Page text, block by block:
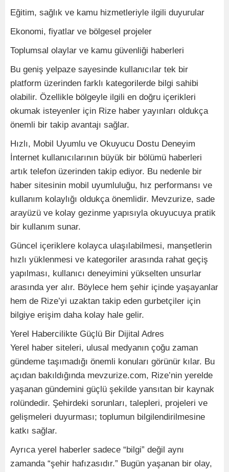
Eğitim, sağlık ve kamu hizmetleriyle ilgili duyurular
Ekonomi, fiyatlar ve bölgesel projeler
Toplumsal olaylar ve kamu güvenliği haberleri
Bu geniş yelpaze sayesinde kullanıcılar tek bir
platform üzerinden farklı kategorilerde bilgi sahibi
olabilir. Özellikle bölgeyle ilgili en doğru içerikleri
okumak isteyenler için Rize haber yayınları oldukça
önemli bir takip avantajı sağlar.
Hızlı, Mobil Uyumlu ve Okuyucu Dostu Deneyim
İnternet kullanıcılarının büyük bir bölümü haberleri
artık telefon üzerinden takip ediyor. Bu nedenle bir
haber sitesinin mobil uyumluluğu, hız performansı ve
kullanım kolaylığı oldukça önemlidir. Mevzurize, sade
arayüzü ve kolay gezinme yapısıyla okuyucuya pratik
bir kullanım sunar.
Güncel içeriklere kolayca ulaşılabilmesi, manşetlerin
hızlı yüklenmesi ve kategoriler arasında rahat geçiş
yapılması, kullanıcı deneyimini yükselten unsurlar
arasında yer alır. Böylece hem şehir içinde yaşayanlar
hem de Rize’yi uzaktan takip eden gurbetçiler için
bilgiye erişim daha kolay hale gelir.
Yerel Habercilikte Güçlü Bir Dijital Adres
Yerel haber siteleri, ulusal medyanın çoğu zaman
gündeme taşımadığı önemli konuları görünür kılar. Bu
açıdan bakıldığında mevzurize.com, Rize’nin yerelde
yaşanan gündemini güçlü şekilde yansıtan bir kaynak
rolündedir. Şehirdeki sorunları, talepleri, projeleri ve
gelişmeleri duyurması; toplumun bilgilendirilmesine
katkı sağlar.
Ayrıca yerel haberler sadece “bilgi” değil aynı
zamanda “şehir hafızasıdır.” Bugün yaşanan bir olay,